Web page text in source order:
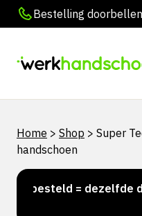
Bestelling
Home > Shop > Super
handschoen
besteld = dezelfde dag